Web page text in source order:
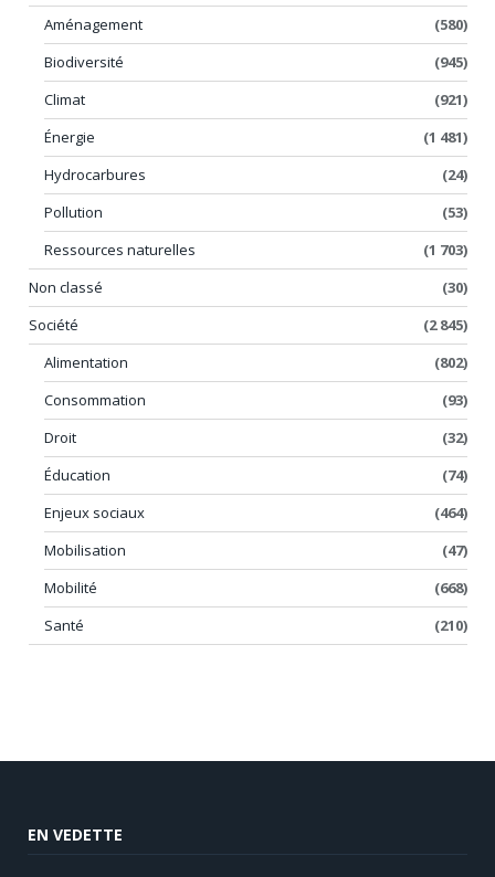
Aménagement
(580)
Biodiversité
(945)
Climat
(921)
Énergie
(1 481)
Hydrocarbures
(24)
Pollution
(53)
Ressources naturelles
(1 703)
Non classé
(30)
Société
(2 845)
Alimentation
(802)
Consommation
(93)
Droit
(32)
Éducation
(74)
Enjeux sociaux
(464)
Mobilisation
(47)
Mobilité
(668)
Santé
(210)
EN VEDETTE